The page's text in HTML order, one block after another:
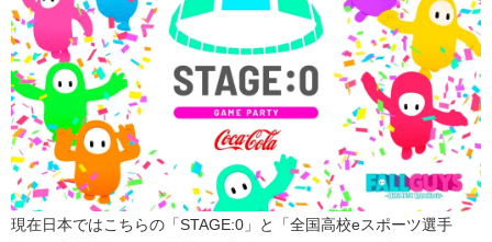
現在日本ではこちらの「STAGE:0」と「全国高校eスポーツ選手